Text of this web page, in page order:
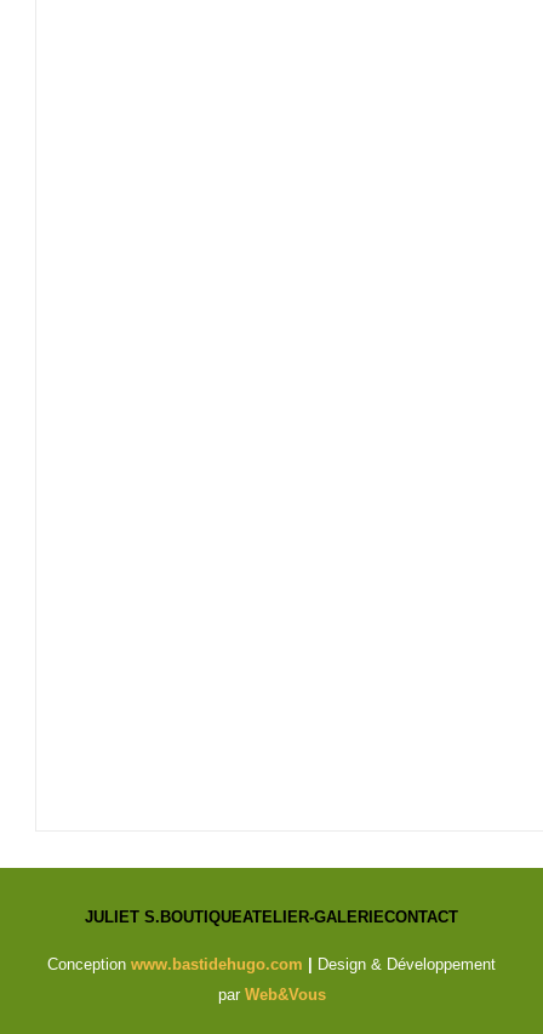
JULIET S. BOUTIQUEATELIER-GALERIECONTACT
Conception www.bastidehugo.com
Design & Développement
par Web&Vous